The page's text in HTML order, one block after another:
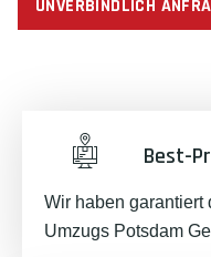
UNVERBINDLICH
Best-
Wir haben garantiert
Umzugs Potsdam